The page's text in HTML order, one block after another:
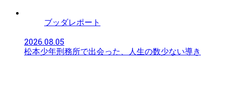
ブッダレポート
2026.08.05
松本少年刑務所で出会った、人生の数少ない導き